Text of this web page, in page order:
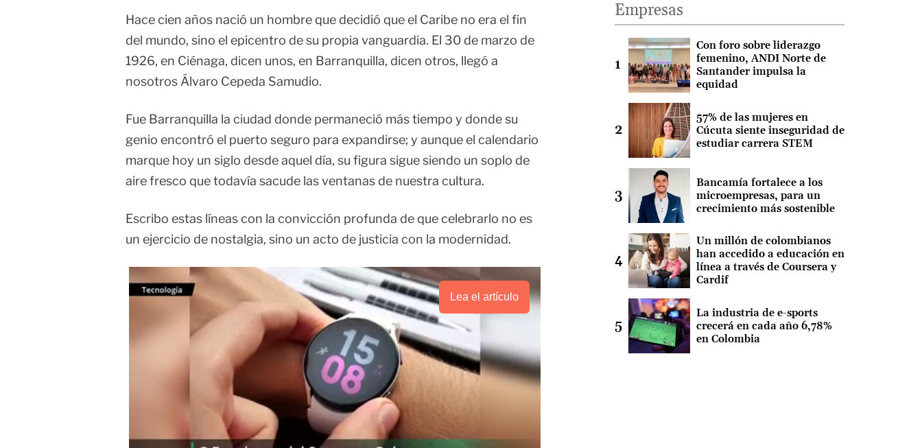
Hace cien años nació un hombre que decidió que el Caribe no era el fin
del mundo, sino el epicentro de su propia vanguardia. El 30 de marzo de
1926, en Ciénaga, dicen unos, en Barranquilla, dicen otros, llegó a
nosotros Álvaro Cepeda Samudio.
Fue Barranquilla la ciudad donde permaneció más tiempo y donde su
genio encontró el puerto seguro para expandirse; y aunque el calendario
marque hoy un siglo desde aquel día, su figura sigue siendo un soplo de
aire fresco que todavía sacude las ventanas de nuestra cultura.
Escribo estas líneas con la convicción profunda de que celebrarlo no es
un ejercicio de nostalgia, sino un acto de justicia con la modernidad.
Lea el artículo
Empresas
Con foro sobre liderazgo
femenino, ANDI Norte de
Santander impulsa la
equidad
57% de las mujeres en
Cúcuta siente inseguridad de
estudiar carrera STEM
Bancamía fortalece a los
microempresas, para un
crecimiento más sostenible
Un millón de colombianos
han accedido a educación en
línea a través de Coursera y
Cardif
La industria de e-sports
crecerá en cada año 6,78%
en Colombia